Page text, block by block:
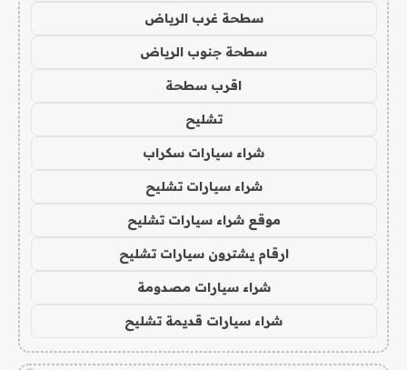
سطحة غرب الرياض
سطحة جنوب الرياض
اقرب سطحة
تشليح
شراء سيارات سكراب
شراء سيارات تشليح
موقع شراء سيارات تشليح
ارقام يشترون سيارات تشليح
شراء سيارات مصدومة
شراء سيارات قديمة تشليح